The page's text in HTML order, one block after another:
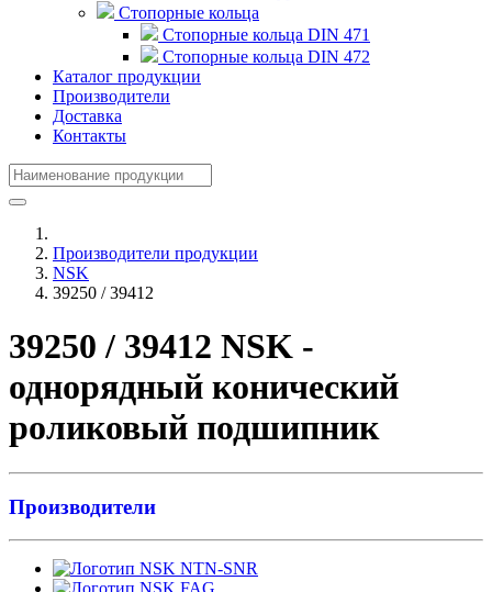
Стопорные кольца
Стопорные кольца DIN 471
Стопорные кольца DIN 472
Каталог продукции
Производители
Доставка
Контакты
Производители продукции
NSK
39250 / 39412
39250 / 39412 NSK -
однорядный конический
роликовый подшипник
Производители
NTN-SNR